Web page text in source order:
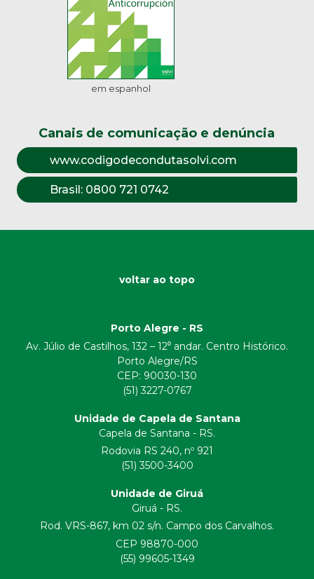
em espanhol
Canais de comunicação e denúncia
www.codigodecondutasolvi.com
Brasil: 0800 721 0742
voltar ao topo
Porto Alegre - RS
Av. Júlio de Castilhos, 132 – 12⁰ andar. Centro Histórico.
Porto Alegre/RS
CEP: 90030-130
(51) 3227-0767
Unidade de Capela de Santana
Capela de Santana - RS.
Rodovia RS 240, nº 921
(51) 3500-3400
Unidade de Giruá
Giruá - RS.
Rod. VRS-867, km 02 s/n. Campo dos Carvalhos.
CEP 98870-000
(55) 99605-1349